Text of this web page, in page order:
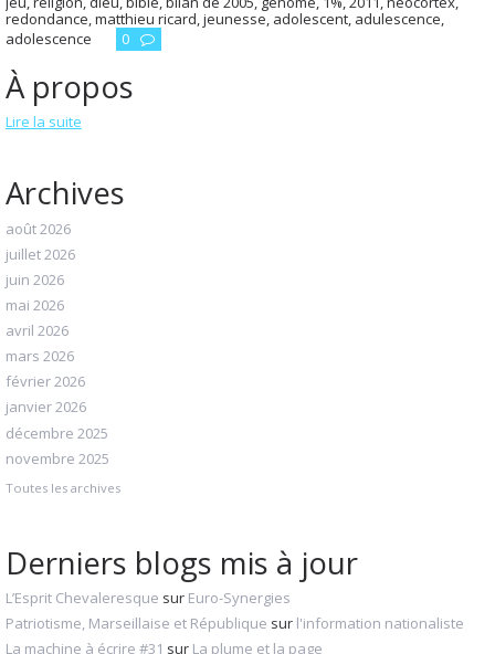
redondance,matthieu ricard,jeunesse, adolescent, adulescence,
adolescence
0
À propos
Lire la suite
Archives
août 2026
juillet 2026
juin 2026
mai 2026
avril 2026
mars 2026
février 2026
janvier 2026
décembre 2025
novembre 2025
Toutes les archives
Derniers blogs mis à jour
L’Esprit Chevaleresque sur Euro-Synergies
Patriotisme, Marseillaise et République sur l'information nationaliste
La machine à écrire #31 sur La plume et la page